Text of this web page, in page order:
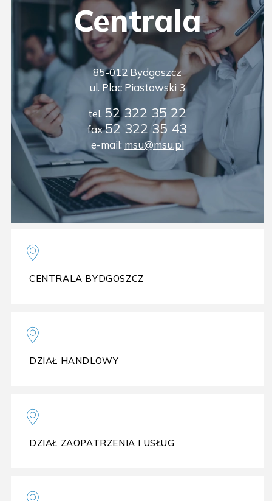
Centrala
85-012 Bydgoszcz
ul. Plac Piastowski 3
tel. 52 322 35 22
fax52 322 35 43
e-mail: msu@msu.pl
CENTRALA BYDGOSZCZ
DZIAŁ HANDLOWY
DZIAŁ ZAOPATRZENIA I USŁUG